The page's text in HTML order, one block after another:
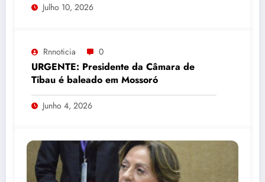
Julho 10, 2026
Rnnoticia 0
URGENTE: Presidente da Câmara de
Tibau é baleado em Mossoró
Junho 4, 2026